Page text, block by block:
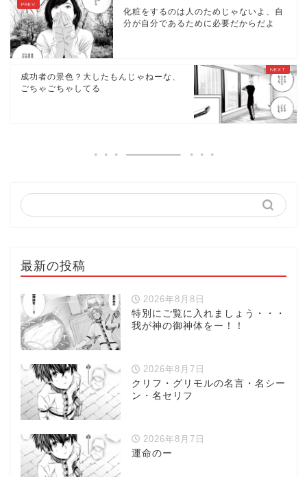
化粧をするのは人のためじゃないよ、自
分が自分であるために必要だからだよ
成功者の景色？大したもんじゃねーな、
ごちゃごちゃしてる
最新の投稿
2026年8月8日
特別にご覧に入れましょう・・・
我が神の御神体をー！！
2026年8月7日
クリフ・グリモルの名言・名シー
ン・名セリフ
2026年8月7日
運命のー